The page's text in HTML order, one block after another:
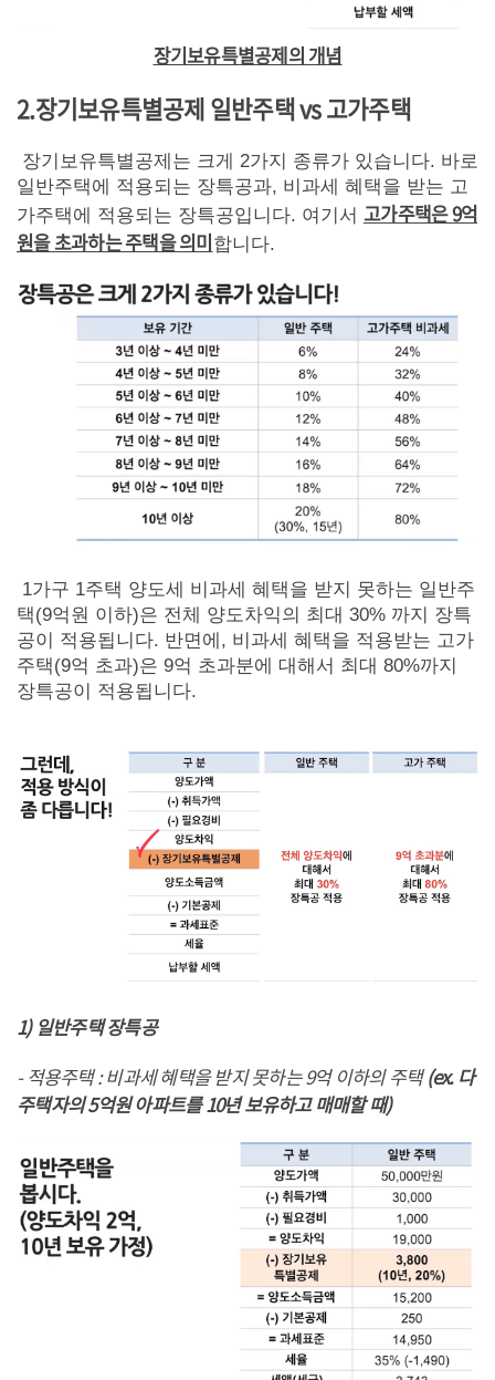
장기보유특별공제의 개념
2.장기보유특별공제 일반주택 vs 고가주택
장기보유특별공제는 크게 2가지 종류가 있습니다. 바로
일반주택에 적용되는 장특공과, 비과세 혜택을 받는 고
가주택에 적용되는 장특공입니다. 여기서 고가주택은 9억
원을 초과하는 주택을 의미합니다.
1가구 1주택 양도세 비과세 혜택을 받지 못하는 일반주
택(9억원 이하)은 전체 양도차익의 최대 30% 까지 장특
공이 적용됩니다. 반면에, 비과세 혜택을 적용받는 고가
주택(9억 초과)은 9억 초과분에 대해서 최대 80%까지
장특공이 적용됩니다.
1) 일반주택 장특공
- 적용주택 : 비과세 혜택을 받지 못하는 9억 이하의 주택(ex. 다
주택자의 5억원 아파트를 10년 보유하고 매매할 때)